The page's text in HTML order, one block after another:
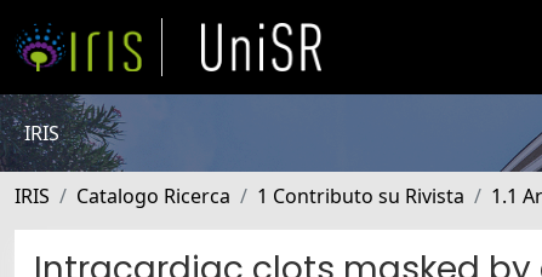
IRIS
IRIS Catalogo Ricerca 1 Contributo su Rivista 1.1